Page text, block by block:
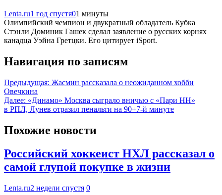
Lenta.ru1 год спустя01 минуты
Олимпийский чемпион и двукратный обладатель Кубка
Стэнли Доминик Гашек сделал заявление о русских корнях
канадца Уэйна Гретцки. Его цитирует iSport.
Навигация по записям
Предыдущая: Жасмин рассказала о неожиданном хобби
Овечкина
Далее: «Динамо» Москва сыграло вничью с «Пари НН»
в РПЛ, Лунев отразил пенальти на 90+7-й минуте
Похожие новости
Российский хоккеист НХЛ рассказал о
самой глупой покупке в жизни
Lenta.ru2 недели спустя 0